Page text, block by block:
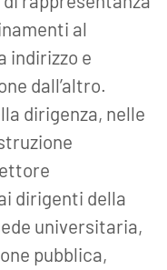
al
indirizzo e
dall’altro.
dirigenza, nelle
dirigenti della
universitaria,
pubblica,